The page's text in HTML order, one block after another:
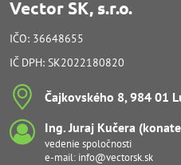
Vector SK, s.r.o.
IČO: 36648655
IČ DPH: SK2022180820
Čajkovského 8, 984 01
Ing​. Juraj Kučera
vedenie spoločnosti
e-mail: info@vectorsk.sk